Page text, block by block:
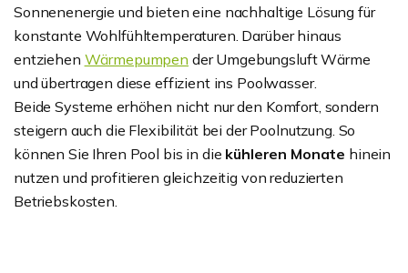
Sonnenenergie und bieten eine nachhaltige Lösung für
konstante Wohlfühltemperaturen. Darüber hinaus
entziehen Wärmepumpen der Umgebungsluft Wärme
und übertragen diese effizient ins Poolwasser.
Beide Systeme erhöhen nicht nur den Komfort, sondern
steigern auch die Flexibilität bei der Poolnutzung. So
können Sie Ihren Pool bis in die kühleren Monate hinein
nutzen und profitieren gleichzeitig von reduzierten
Betriebskosten.